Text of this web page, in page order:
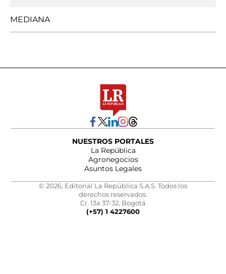
MEDIANA
NUESTROS PORTALES
La República
Agronegocios
Asuntos Legales
© 2026, Editorial La República S.A.S. Todos los
derechos reservados.
Cr. 13a 37-32, Bogotá
(+57) 1 4227600